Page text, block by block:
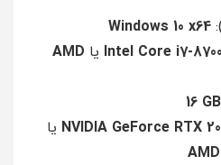
یا AMD
16 GB
NVIDIA GeForce RTX یا